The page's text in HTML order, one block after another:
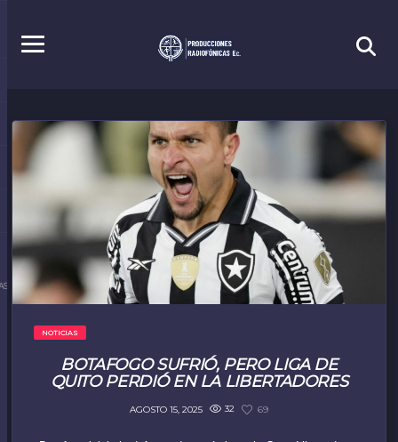
NOTICIAS
BOTAFOGO SUFRIÓ, PERO LIGA DE
QUITO PERDIÓ EN LA LIBERTADORES
AGOSTO 15, 2025 32 69